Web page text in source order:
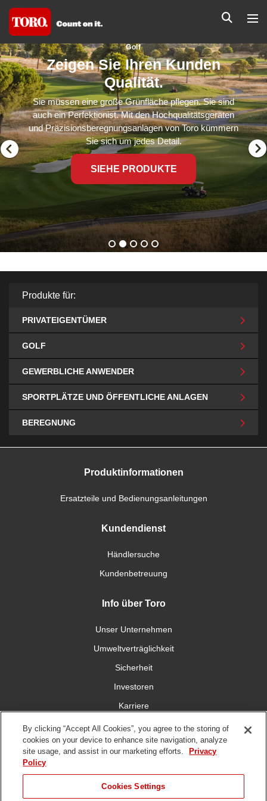
Produkte für:
PRIVATEIGENTÜMER
GOLF
GEWERBLICHE ANWENDER
SPORTPLÄTZE UND ÖFFENTLICHE ANLAGEN
BEREGNUNG
Golf
Zeigen Sie Ihren Kunden
Qualität.
Sie müssen eine große Grünfläche pflegen. Sie sind
auch ein Perfektionist. Mit den Hochqualitätsgeräten
und Präzisions­beregnungsanlagen von Toro kümmern
Sie sich um jedes Detail.
SIEHE PRODUKTE
Produktinformationen
Ersatzteile und Bedienungsanleitungen
Kundendienst
Händlersuche
Kundenbetreuung
Info über Toro
Unser Unternehmen
Umweltverträglichkeit
Sicherheit
Investoren
Karriere
Verbinden Sie sich mit uns
By clicking “Accept All Cookies”, you agree to the storing of
cookies on your device to enhance site navigation, analyze
site usage, and assist in our marketing efforts.
Privacy
Policy
Cookies Settings